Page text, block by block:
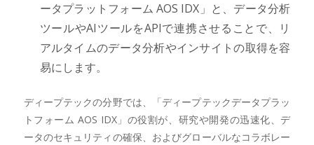
ータプラットフォーム AOS IDX」と、データ分析
ツールやAIツールをAPIで連携させることで、リ
アルタイムのデータ分析やインサイトの取得を容
易にします。
ディープテックの分野では、「ディープテックデータプラッ
トフォーム AOS IDX」の役割が、研究や開発の迅速化、デ
ータのセキュリティの確保、およびグローバルなコラボレー